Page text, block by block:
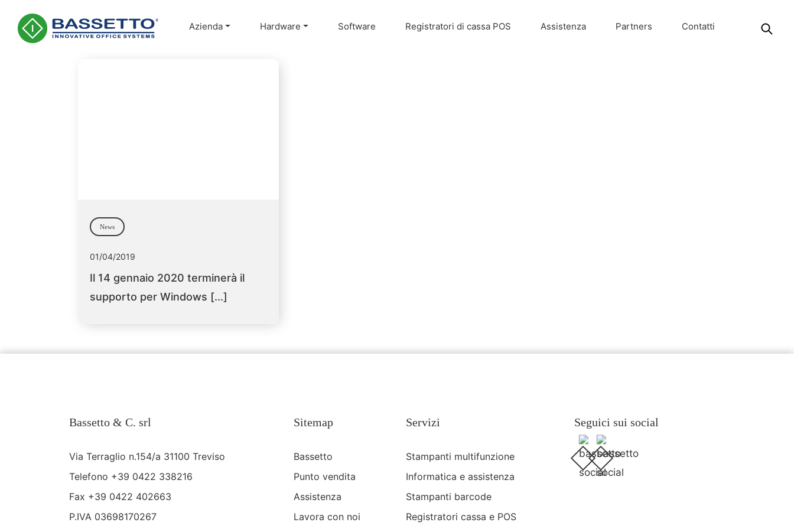
Main Navigation
Azienda Hardware Software Registratori di cassa POS Assistenza Partners Contatti
News
01/04/2019
Il 14 gennaio 2020 terminerà il
supporto per Windows [...]
Bassetto & C. srl
Via Terraglio n.154/a 31100 Treviso
Telefono +39 0422 338216
Fax +39 0422 402663
P.IVA 03698170267
Sitemap
Bassetto
Punto vendita
Assistenza
Lavora con noi
Servizi
Stampanti multifunzione
Informatica e assistenza
Stampanti barcode
Registratori cassa e POS
Seguici sui social